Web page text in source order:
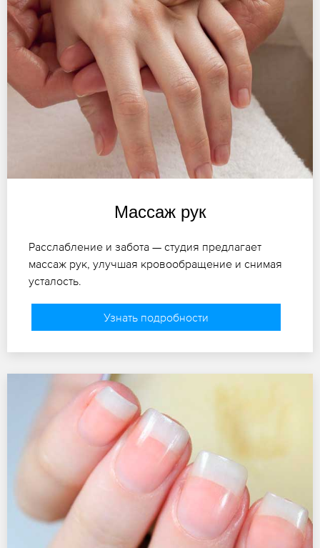
Массаж рук
Расслабление и забота — студия предлагает
массаж рук, улучшая кровообращение и снимая
усталость.
Узнать подробности